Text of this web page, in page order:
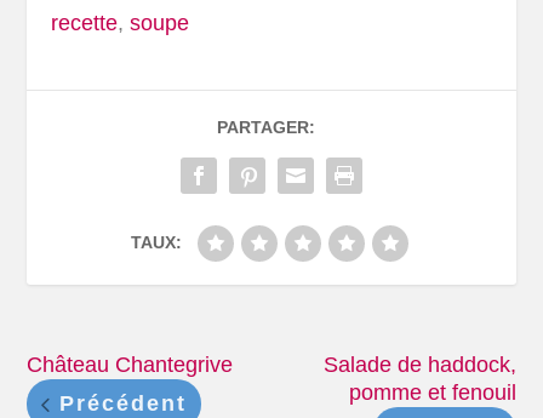
recette,soupe
PARTAGER:
TAUX:
Château Chantegrive
Précédent
Salade de haddock,
pomme et fenouil